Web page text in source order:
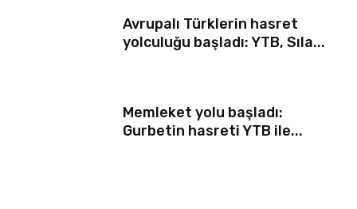
Avrupalı Türklerin hasret
yolculuğu başladı: YTB, Sıla...
Memleket yolu başladı:
Gurbetin hasreti YTB ile...